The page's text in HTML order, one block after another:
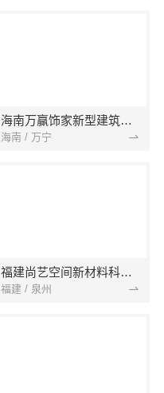
海南万赢饰家新型建筑材料有限公司
海南 / 万宁
福建尚艺空间新材料科技有限公司
福建 / 泉州